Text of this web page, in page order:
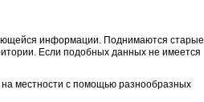
информации. Поднимаются старые
Если подобных данных не имеется
местности с помощью разнообразных